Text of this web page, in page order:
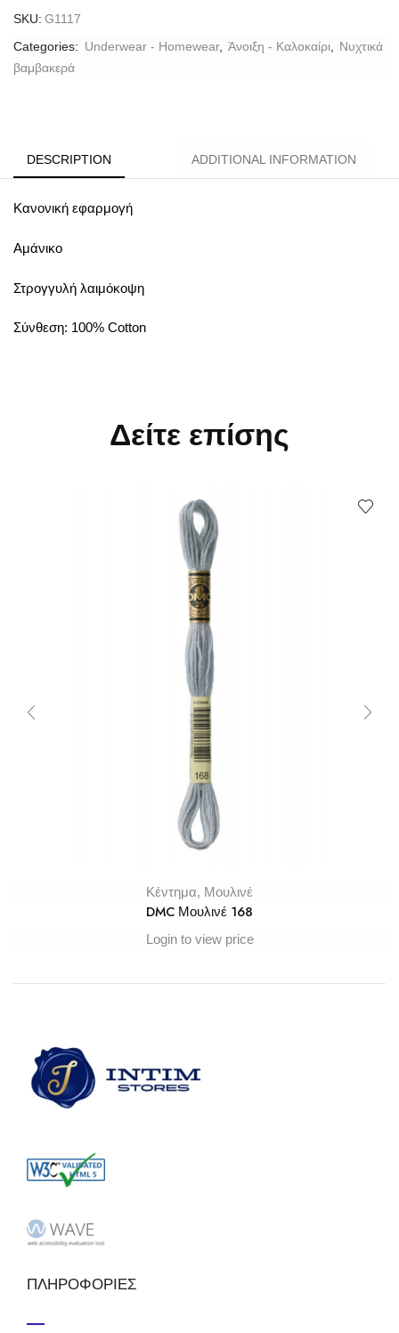
SKU: G1117
Categories: Underwear - Homewear, Άνοιξη - Καλοκαίρι, Νυχτικά
βαμβακερά
DESCRIPTION ADDITIONAL INFORMATION
Κανονική εφαρμογή
Αμάνικο
Στρογγυλή λαιμόκοψη
Σύνθεση: 100% Cotton
Δείτε επίσης
Κέντημα, Μουλινέ
DMC Μουλινέ 168
Login to view price
ΠΛΗΡΟΦΟΡΙΕΣ